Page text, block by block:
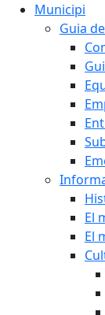
Municipi
Guia
El
El